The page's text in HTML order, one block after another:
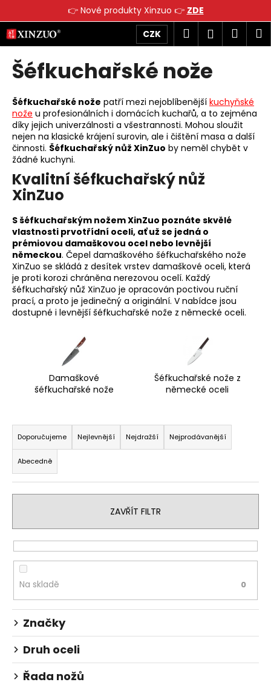
👉 Nové produkty Xinzuo 👉 ZDE
Přejít
na
obsah
CZK Hledat
Šéfkuchařské nože
Šéfkuchařské nože patří mezi nejoblíbenější kuchyňské
nože u profesionálních i domácích kuchařů, a to zejména
díky jejich univerzálnosti a všestrannosti. Mohou sloužit
nejen na klasické krájení surovin, ale i čištění masa a další
činnosti. Šéfkuchařský nůž XinZuo by neměl chybět v
žádné kuchyni.
Kvalitní šéfkuchařský nůž
XinZuo
S šéfkuchařským nožem XinZuo poznáte skvělé
vlastnosti prvotřídní oceli, ať už se jedná o
prémiovou damaškovou ocel nebo levnější
německou. Čepel damaškového šéfkuchařského nože
XinZuo se skládá z desítek vrstev damaškové oceli, která
je proti korozi chráněna nerezovou ocelí. Každý
šéfkuchařský nůž XinZuo je opracován poctivou ruční
prací, a proto je jedinečný a originální. V nabídce jsou
dostupné i levnější šéfkuchařské nože z německé oceli.
Damaškové
šéfkuchařské nože
Šéfkuchařské nože z
německé oceli
Ř
a
z
e
n
r
o
d
u
k
t
ů
Doporučujeme Nejlevnější Nejdražší Nejprodávanější
Abecedně
ZAVŘÍT FILTR
Na skladě 0
Značky
Druh oceli
Řada nožů
o
š Zpět
Zpět
C
o
p
o
t
ř
e
b
u
e
t
e
n
a
j
í
D
o
p
u
č
u
m
e